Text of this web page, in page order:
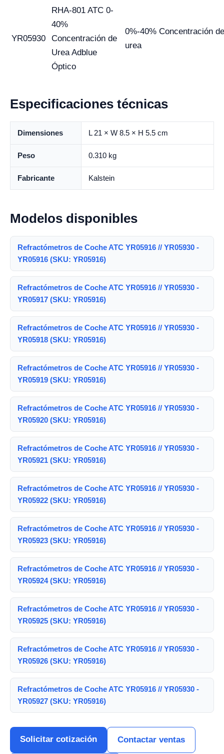
YR05930
RHA-801 ATC 0-
40%
Concentración de
Urea Adblue
Óptico
0%-40% Concentración de
urea
Especificaciones técnicas
Dimensiones L 21 × W 8.5 × H 5.5 cm
Peso 0.310 kg
Fabricante Kalstein
Modelos disponibles
Refractómetros de Coche ATC YR05916 // YR05930 -
YR05916 (SKU: YR05916)
Refractómetros de Coche ATC YR05916 // YR05930 -
YR05917 (SKU: YR05916)
Refractómetros de Coche ATC YR05916 // YR05930 -
YR05918 (SKU: YR05916)
Refractómetros de Coche ATC YR05916 // YR05930 -
YR05919 (SKU: YR05916)
Refractómetros de Coche ATC YR05916 // YR05930 -
YR05920 (SKU: YR05916)
Refractómetros de Coche ATC YR05916 // YR05930 -
YR05921 (SKU: YR05916)
Refractómetros de Coche ATC YR05916 // YR05930 -
YR05922 (SKU: YR05916)
Refractómetros de Coche ATC YR05916 // YR05930 -
YR05923 (SKU: YR05916)
Refractómetros de Coche ATC YR05916 // YR05930 -
YR05924 (SKU: YR05916)
Refractómetros de Coche ATC YR05916 // YR05930 -
YR05925 (SKU: YR05916)
Refractómetros de Coche ATC YR05916 // YR05930 -
YR05926 (SKU: YR05916)
Refractómetros de Coche ATC YR05916 // YR05930 -
YR05927 (SKU: YR05916)
Solicitar cotización Contactar ventas